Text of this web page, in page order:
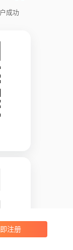
成功
注册